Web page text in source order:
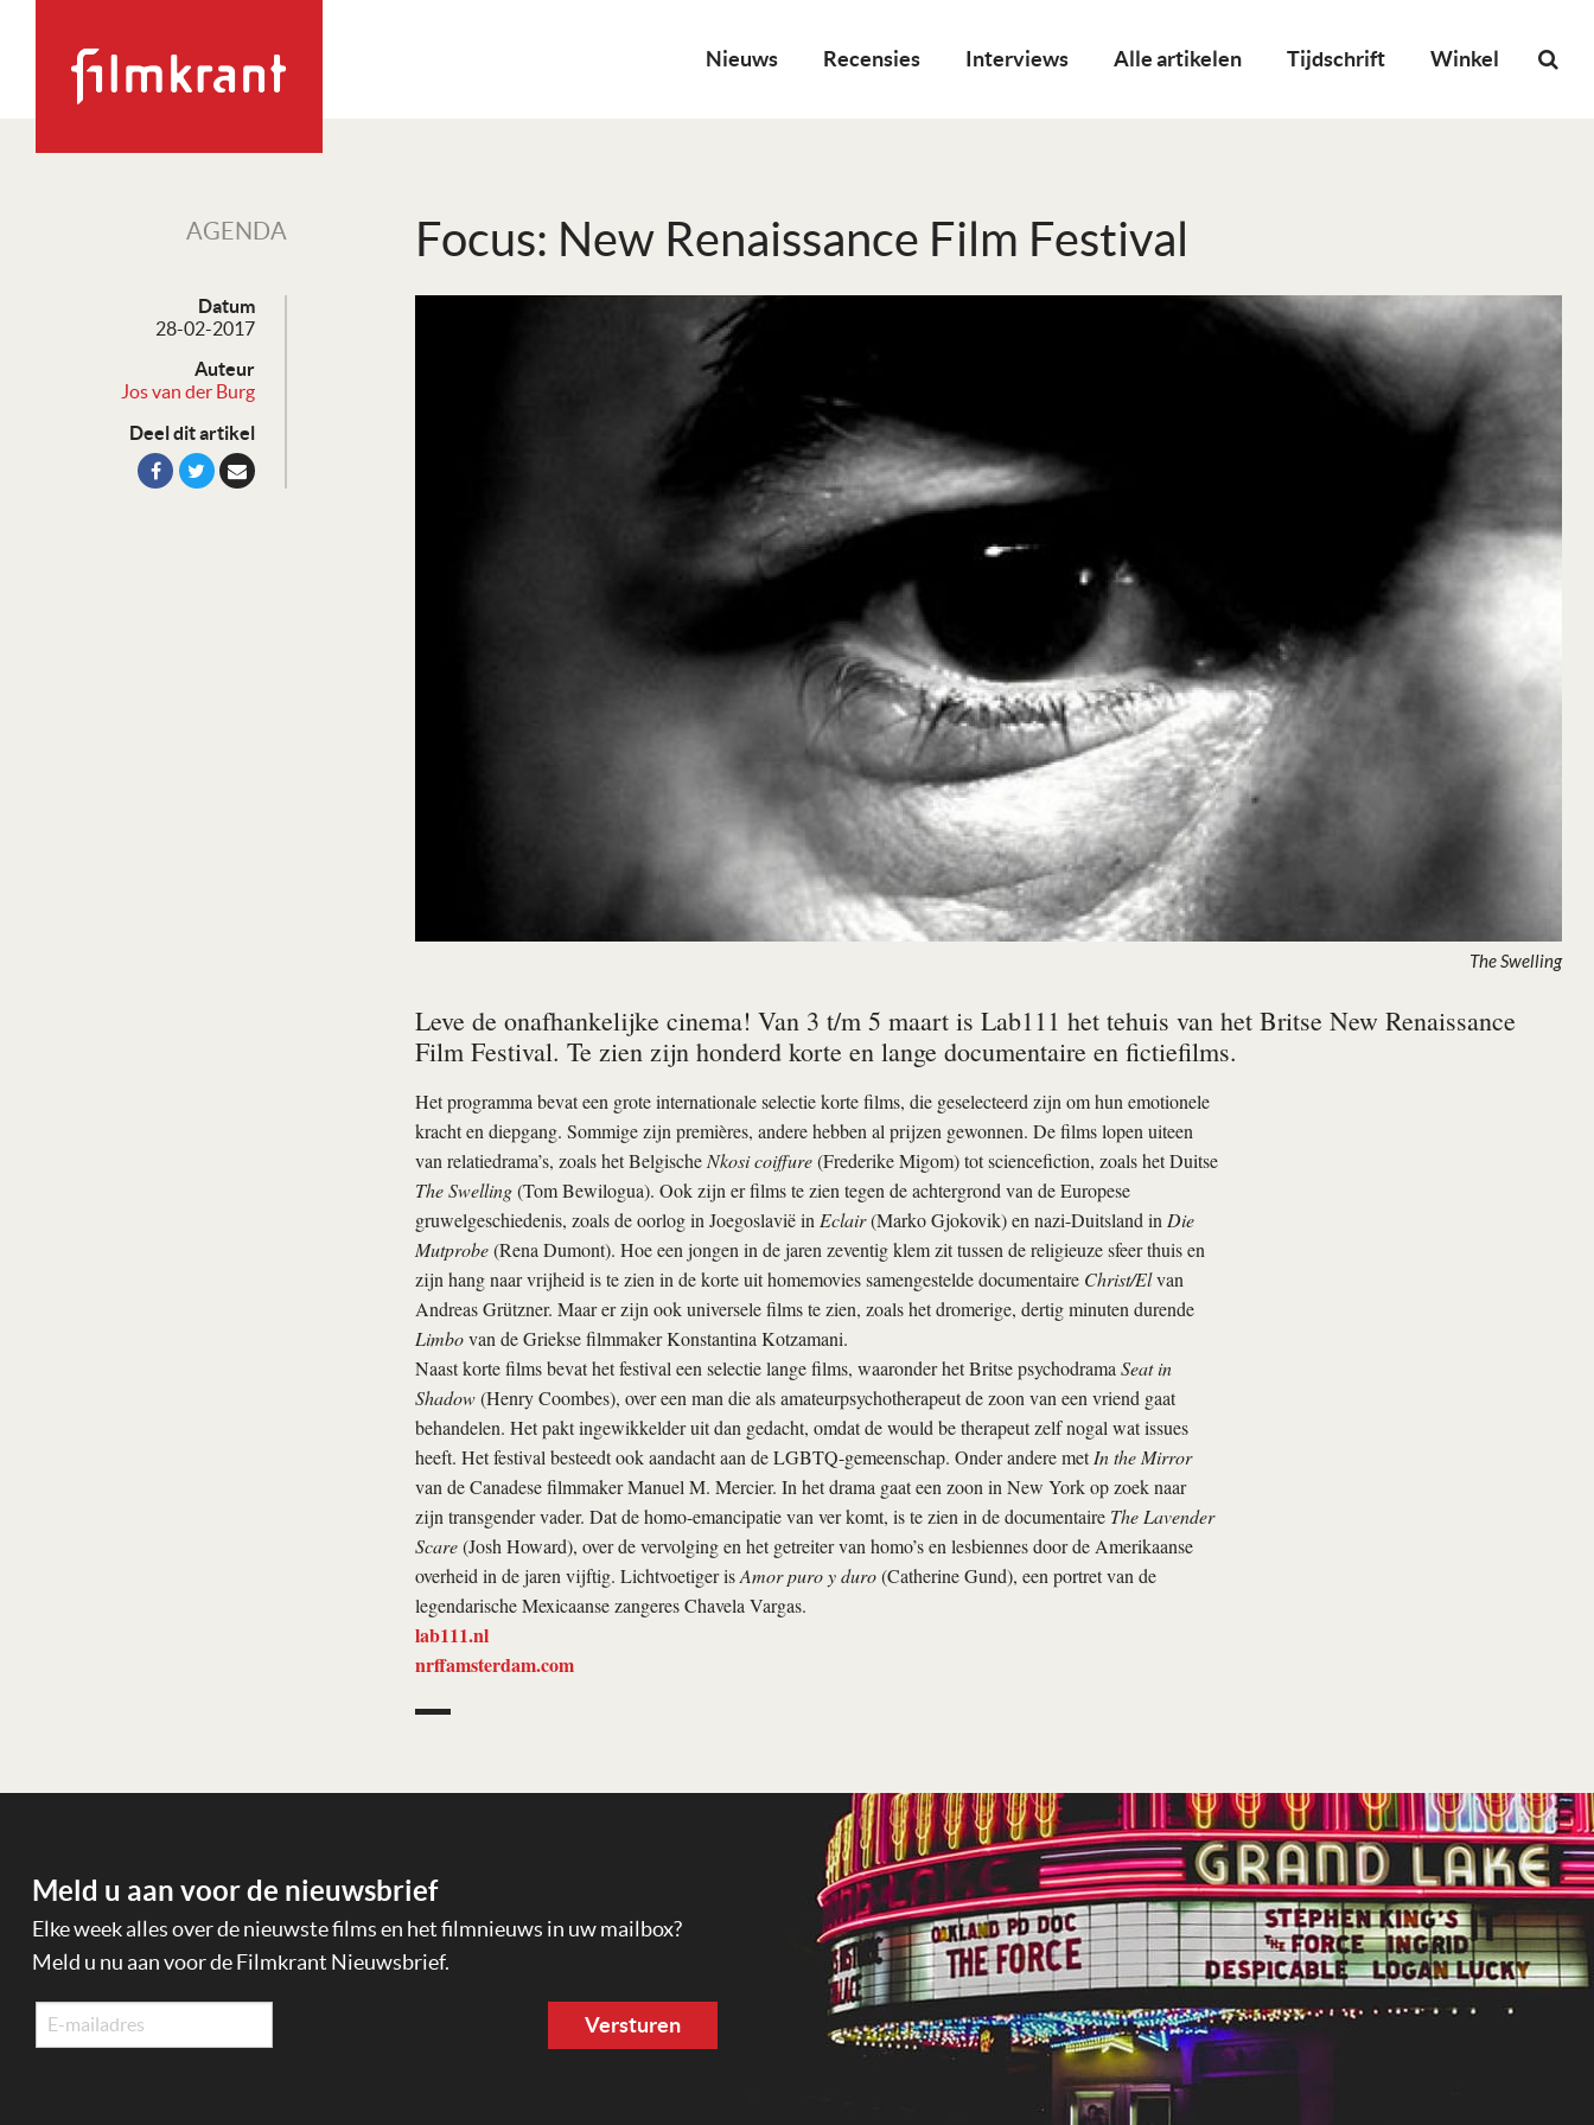
Nieuws Recensies Interviews Alle artikelen Tijdschrift Winkel
AGENDA Focus: New Renaissance Film Festival
Datum
28-02-2017
Auteur
Jos van der Burg
Deel dit artikel
The Swelling
Leve de onafhankelijke cinema! Van 3 t/m 5 maart is Lab111 het tehuis van het Britse New Renaissance
Film Festival. Te zien zijn honderd korte en lange documentaire en fictiefilms.
Het programma bevat een grote internationale selectie korte films, die geselecteerd zijn om hun emotionele
kracht en diepgang. Sommige zijn premières, andere hebben al prijzen gewonnen. De films lopen uiteen
van relatiedrama’s, zoals het Belgische Nkosi coiffure(Frederike Migom) tot sciencefiction, zoals het Duitse
The Swelling(Tom Bewilogua). Ook zijn er films te zien tegen de achtergrond van de Europese
gruwelgeschiedenis, zoals de oorlog in Joegoslavië in Eclair(Marko Gjokovik) en nazi-­Duitsland in Die
Mutprobe(Rena Dumont). Hoe een jongen in de jaren zeventig klem zit tussen de religieuze sfeer thuis en
zijn hang naar vrijheid is te zien in de korte uit homemovies samengestelde documentaire Christ/Elvan
Andreas Grützner. Maar er zijn ook universele films te zien, zoals het dromerige, dertig minuten durende
Limbovan de Griekse filmmaker Konstantina Kotzamani.
Naast korte films bevat het festival een selectie lange films, waaronder het Britse psychodrama Seat in
Shadow(Henry Coombes), over een man die als amateurpsychotherapeut de zoon van een vriend gaat
behandelen. Het pakt ingewikkelder uit dan gedacht, omdat de would be therapeut zelf nogal wat issues
heeft. Het festival besteedt ook aandacht aan de LGBTQ-­gemeenschap. Onder andere metIn the Mirror
van de Canadese filmmaker Manuel M. Mercier. In het drama gaat een zoon in New York op zoek naar
zijn transgender vader. Dat de homo-emancipatie van ver komt, is te zien in de documentaire The Lavender
Scare(Josh Howard), over de vervolging en het getreiter van homo’s en lesbiennes door de Amerikaanse
overheid in de jaren vijftig. Lichtvoetiger isAmor puro y duro(Catherine Gund), een portret van de
legendarische Mexicaanse zangeres Chavela Vargas.
lab111.nl
nrffamsterdam.com
Meld u aan voor de nieuwsbrief
Elke week alles over de nieuwste films en het filmnieuws in uw mailbox?
Meld u nu aan voor de Filmkrant Nieuwsbrief.